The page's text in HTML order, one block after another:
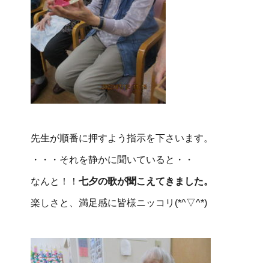
先生が順番に押すよう指示を下さいます。
・・・それを静かに聞いていると・・
なんと！！七夕の歌が聞こえてきました。
楽しさと、満足感に皆様ニッコリ(*^▽^*)